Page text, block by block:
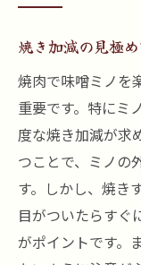
焼き加減の見極
焼肉で味噌ミノを
重要です。特にミ
度な焼き加減が求
つことで、ミノの
す。しかし、焼き
目がついたらすぐ
がポイントです。